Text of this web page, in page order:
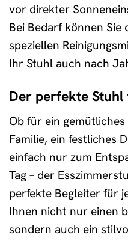
vor direkter
Bei Bedarf können Sie
speziellen
Ihr Stuhl auch nach
Der perfekte
Ob für ein
Familie, ein festliches
einfach nur zum
Tag – der
perfekte Begleiter für
Ihnen nicht nur einen
sondern auch ein